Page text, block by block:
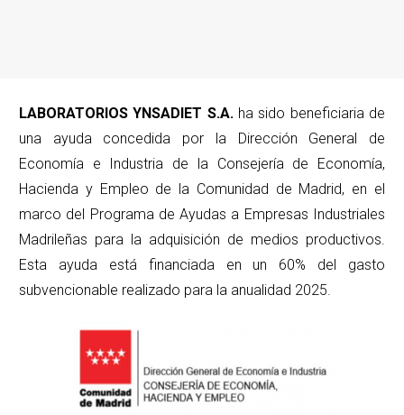
LABORATORIOS YNSADIET S.A. ha sido beneficiaria de
una ayuda concedida por la Dirección General de
Economía e Industria de la Consejería de Economía,
Hacienda y Empleo de la Comunidad de Madrid, en el
marco del Programa de Ayudas a Empresas Industriales
Madrileñas para la adquisición de medios productivos.
Esta ayuda está financiada en un 60% del gasto
subvencionable realizado para la anualidad 2025.